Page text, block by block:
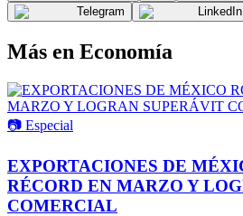
Telegram
LinkedIn
Más en Economía
📷 Especial
EXPORTACIONES DE
RÉCORD EN MARZO Y
COMERCIAL